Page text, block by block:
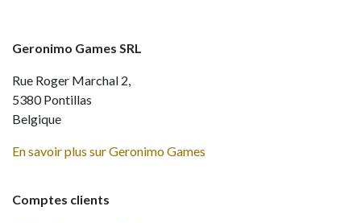
Comptes clients
Geronimo Games SRL
Rue Roger Marchal 2,
5380 Pontillas
Belgique
En savoir plus sur Geronimo Games